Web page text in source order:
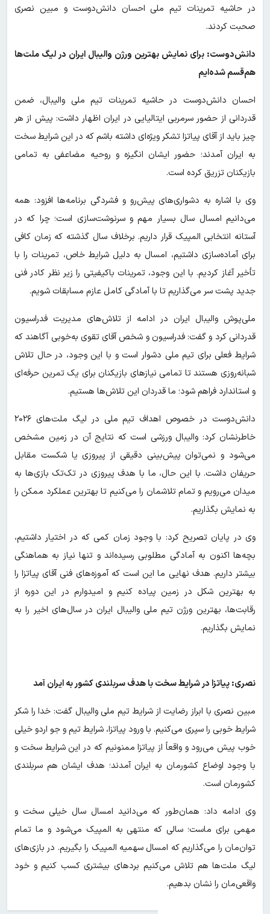
در حاشیه تمرینات تیم ملی احسان دانش‌دوست و مبین نصری
صحبت کردند.
دانش‌دوست: برای نمایش بهترین ورژن والیبال ایران در لیگ ملت‌ها
هم‌قسم شده‌ایم
احسان دانش‌دوست در حاشیه تمرینات تیم ملی والیبال، ضمن
قدردانی از حضور سرمربی ایتالیایی در ایران اظهار داشت: پیش از هر
چیز باید از آقای پیاتزا تشکر ویژه‌ای داشته باشم که در این شرایط سخت
به ایران آمدند؛ حضور ایشان انگیزه و روحیه مضاعفی به تمامی
بازیکنان تزریق کرده است.
وی با اشاره به دشواری‌های پیش‌رو و فشردگی برنامه‌ها افزود: همه
می‌دانیم امسال سال بسیار مهم و سرنوشت‌سازی است؛ چرا که در
آستانه انتخابی المپیک قرار داریم. برخلاف سال گذشته که زمان کافی
برای آماده‌سازی داشتیم، امسال به دلیل شرایط خاص، تمرینات را با
تأخیر آغاز کردیم. با این وجود، تمرینات باکیفیتی را زیر نظر کادر فنی
جدید پشت سر می‌گذاریم تا با آمادگی کامل عازم مسابقات شویم.
ملی‌پوش والیبال ایران در ادامه از تلاش‌های مدیریت فدراسیون
قدردانی کرد و گفت: فدراسیون و شخص آقای تقوی به‌خوبی آگاهند که
شرایط فعلی برای تیم ملی دشوار است و با این وجود، در حال تلاش
شبانه‌روزی هستند تا تمامی نیازهای بازیکنان برای یک تمرین حرفه‌ای
و استاندارد فراهم شود؛ ما قدردان این تلاش‌ها هستیم.
دانش‌دوست در خصوص اهداف تیم ملی در لیگ ملت‌های ۲۰۲۶
خاطرنشان کرد: والیبال ورزشی است که نتایج آن در زمین مشخص
می‌شود و نمی‌توان پیش‌بینی دقیقی از پیروزی یا شکست مقابل
حریفان داشت. با این حال، ما با هدف پیروزی در تک‌تک بازی‌ها به
میدان می‌رویم و تمام تلاشمان را می‌کنیم تا بهترین عملکرد ممکن را
به نمایش بگذاریم.
وی در پایان تصریح کرد: با وجود زمان کمی که در اختیار داشتیم،
بچه‌ها اکنون به آمادگی مطلوبی رسیده‌اند و تنها نیاز به هماهنگی
بیشتر داریم. هدف نهایی ما این است که آموزه‌های فنی آقای پیاتزا را
به بهترین شکل در زمین پیاده کنیم و امیدوارم در این دوره از
رقابت‌ها، بهترین ورژن تیم ملی والیبال ایران در سال‌های اخیر را به
نمایش بگذاریم.
نصری: پیاتزا در شرایط سخت با هدف سربلندی کشور به ایران آمد
مبین نصری با ابراز رضایت از شرایط تیم ملی والیبال گفت: خدا را شکر
شرایط خوبی را سپری می‌کنیم. با ورود پیاتزا، شرایط تیم و جو اردو خیلی
خوب پیش می‌رود و واقعاً از پیاتزا ممنونیم که در این شرایط سخت و
با وجود اوضاع کشورمان به ایران آمدند؛ هدف ایشان هم سربلندی
کشورمان است.
وی ادامه داد: همان‌طور که می‌دانید امسال سال خیلی سخت و
مهمی برای ماست؛ سالی که منتهی به المپیک می‌شود و ما تمام
توان‌مان را می‌گذاریم که امسال سهمیه المپیک را بگیریم. در بازی‌های
لیگ ملت‌ها هم تلاش می‌کنیم بردهای بیشتری کسب کنیم و خود
واقعی‌مان را نشان بدهیم.